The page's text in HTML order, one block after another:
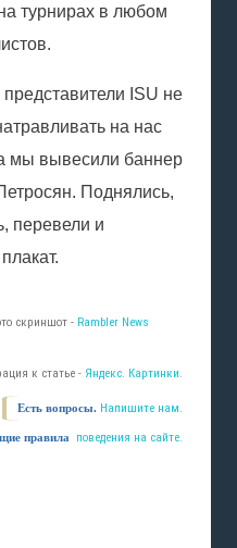
турнирах в любом
ISU не
на нас
мы вывесили баннер
Поднялись,
перевели и
скриншот - Rambler News
к статье - Яндекс. Картинки.
Есть вопросы. Напишите нам.
правила поведения на сайте.